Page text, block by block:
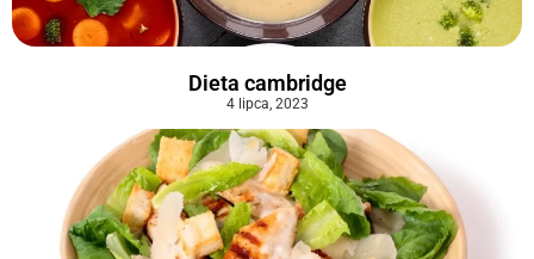
Dieta cambridge
4 lipca, 2023